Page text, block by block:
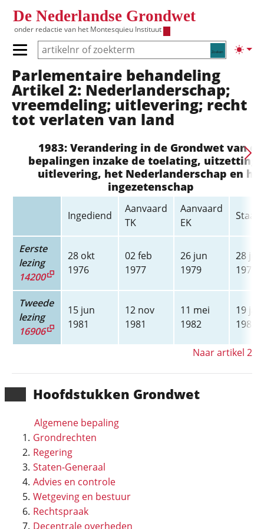
De Nederlandse Grondwet
onder redactie van het Montesquieu Instituut
Zoeken
Primair menu tonen/verbergen
Hoofdnavigatie
Hoofd­stukken Grondwet
Algemene bepaling
Grondrechten
Regering
Staten-Generaal
Advies en controle
Wetgeving en bestuur
Rechtspraak
Decentrale overheden
Parlementaire behandeling
Artikel 2: Nederlanderschap;
vreemdeling; uitlevering; recht
tot verlaten van land
1983: Verandering in de Grondwet van de
bepalingen inzake de toelating, uitzetting
uitlevering, het Nederlanderschap en het
ingezetenschap
Ingediend
Aanvaard
TK
Aanvaard
EK
Eerste
lezing
14200
28 okt
1976
02 feb
1977
26 jun
1979
28 jun
1979
Tweede
lezing
16906
15 jun
1981
12 nov
1981
11 mei
1982
19 jan
1983
Naar artikel 2